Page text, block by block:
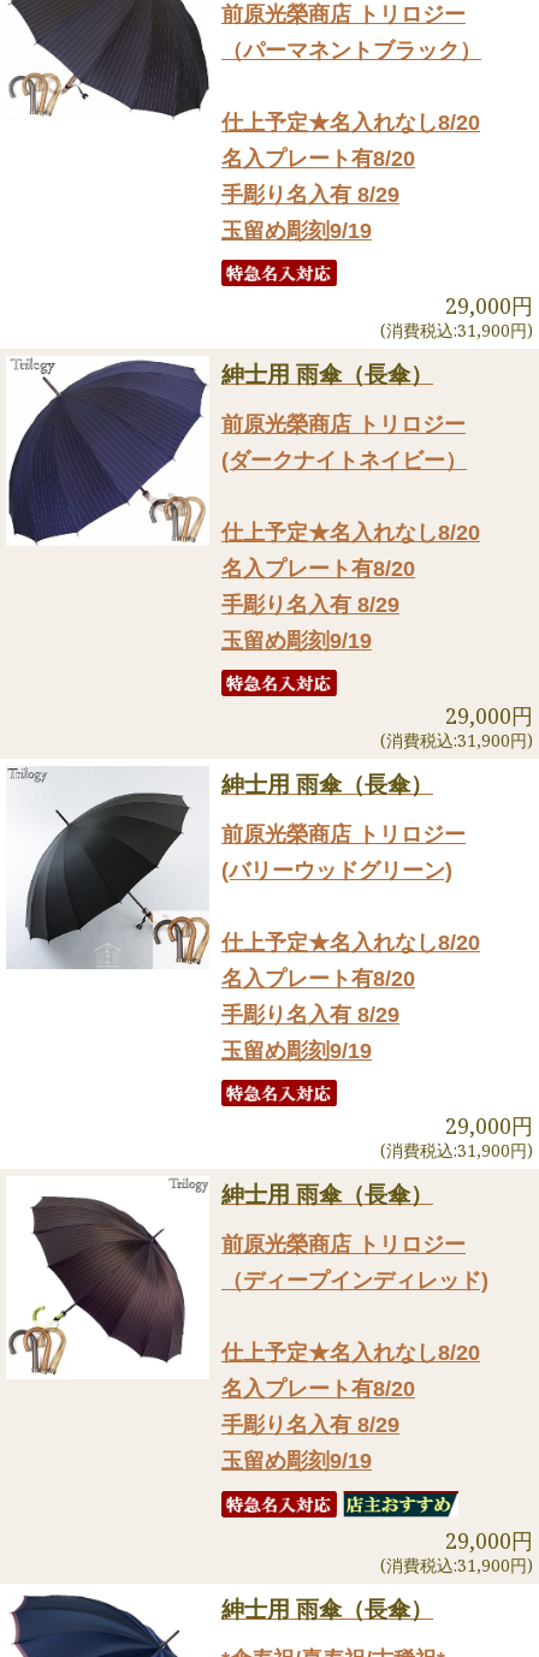
前原光榮商店 トリロジー
（パーマネントブラック）
仕上予定★名入れなし8/20
名入プレート有8/20
手彫り名入有 8/29
玉留め彫刻9/19
29,000円
(消費税込:31,900円)
紳士用 雨傘（長傘）
前原光榮商店 トリロジー
(ダークナイトネイビー）
仕上予定★名入れなし8/20
名入プレート有8/20
手彫り名入有 8/29
玉留め彫刻9/19
29,000円
(消費税込:31,900円)
紳士用 雨傘（長傘）
前原光榮商店 トリロジー
(バリーウッドグリーン)
仕上予定★名入れなし8/20
名入プレート有8/20
手彫り名入有 8/29
玉留め彫刻9/19
29,000円
(消費税込:31,900円)
紳士用 雨傘（長傘）
前原光榮商店 トリロジー
（ディープインディレッド)
仕上予定★名入れなし8/20
名入プレート有8/20
手彫り名入有 8/29
玉留め彫刻9/19
29,000円
(消費税込:31,900円)
紳士用 雨傘（長傘）